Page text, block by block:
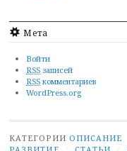
Мета
Войти
RSS записей
RSS комментариев
WordPress.org
КАТЕГОРИИ ОПИСАНИЕ